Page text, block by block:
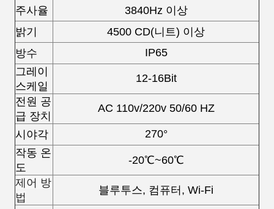
주사율
3840Hz 이상
밝기
4500 CD(니트) 이상
방수
IP65
그레이
스케일
12-16Bit
전원 공
급 장치
AC 110v/220v 50/60 HZ
시야각
270°
작동 온
도
-20℃~60℃
제어 방
법
블루투스, 컴퓨터, Wi-Fi